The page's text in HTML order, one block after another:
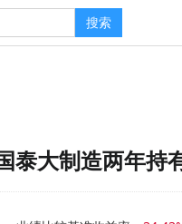
搜索
泰大制造两年持